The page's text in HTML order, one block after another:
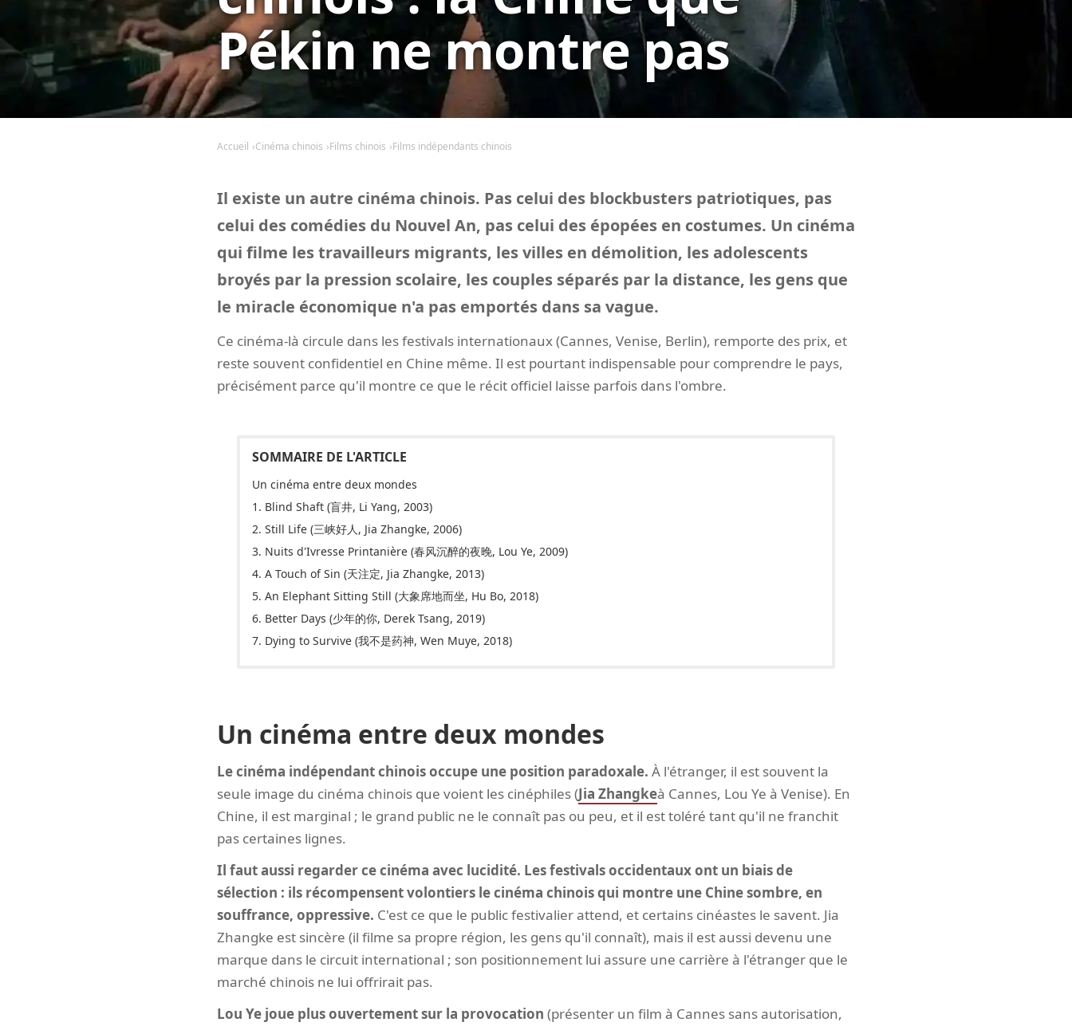
Pékin ne montre pas
Accueil Cinéma chinois Films chinois Films indépendants chinois
Il existe un autre cinéma chinois. Pas celui des blockbusters patriotiques, pas
celui des comédies du Nouvel An, pas celui des épopées en costumes. Un cinéma
qui filme les travailleurs migrants, les villes en démolition, les adolescents
broyés par la pression scolaire, les couples séparés par la distance, les gens que
le miracle économique n'a pas emportés dans sa vague.
Ce cinéma-là circule dans les festivals internationaux (Cannes, Venise, Berlin), remporte des prix, et
reste souvent confidentiel en Chine même. Il est pourtant indispensable pour comprendre le pays,
précisément parce qu'il montre ce que le récit officiel laisse parfois dans l'ombre.
Un cinéma entre deux mondes
1. Blind Shaft (盲井, Li Yang, 2003)
2. Still Life (三峡好人, Jia Zhangke, 2006)
3. Nuits d'Ivresse Printanière (春风沉醉的夜晚, Lou Ye, 2009)
4. A Touch of Sin (天注定, Jia Zhangke, 2013)
5. An Elephant Sitting Still (大象席地而坐, Hu Bo, 2018)
6. Better Days (少年的你, Derek Tsang, 2019)
7. Dying to Survive (我不是药神, Wen Muye, 2018)
Un cinéma entre deux mondes
Le cinéma indépendant chinois occupe une position paradoxale. À l'étranger, il est souvent la
seule image du cinéma chinois que voient les cinéphiles (Jia Zhangkeà Cannes, Lou Ye à Venise). En
Chine, il est marginal ; le grand public ne le connaît pas ou peu, et il est toléré tant qu'il ne franchit
pas certaines lignes.
Il faut aussi regarder ce cinéma avec lucidité. Les festivals occidentaux ont un biais de
sélection : ils récompensent volontiers le cinéma chinois qui montre une Chine sombre, en
souffrance, oppressive. C'est ce que le public festivalier attend, et certains cinéastes le savent. Jia
Zhangke est sincère (il filme sa propre région, les gens qu'il connaît), mais il est aussi devenu une
marque dans le circuit international ; son positionnement lui assure une carrière à l'étranger que le
marché chinois ne lui offrirait pas.
Lou Ye joue plus ouvertement sur la provocation (présenter un film à Cannes sans autorisation,